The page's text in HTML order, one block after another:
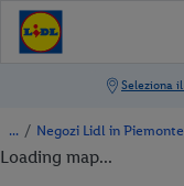
/ Negozi Lidl in Piemonte
Loading map...